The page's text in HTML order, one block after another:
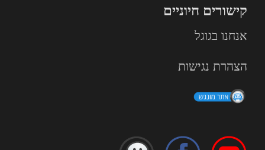
קישורים חיוניים
אנחנו בגוגל
הצהרת נגישות